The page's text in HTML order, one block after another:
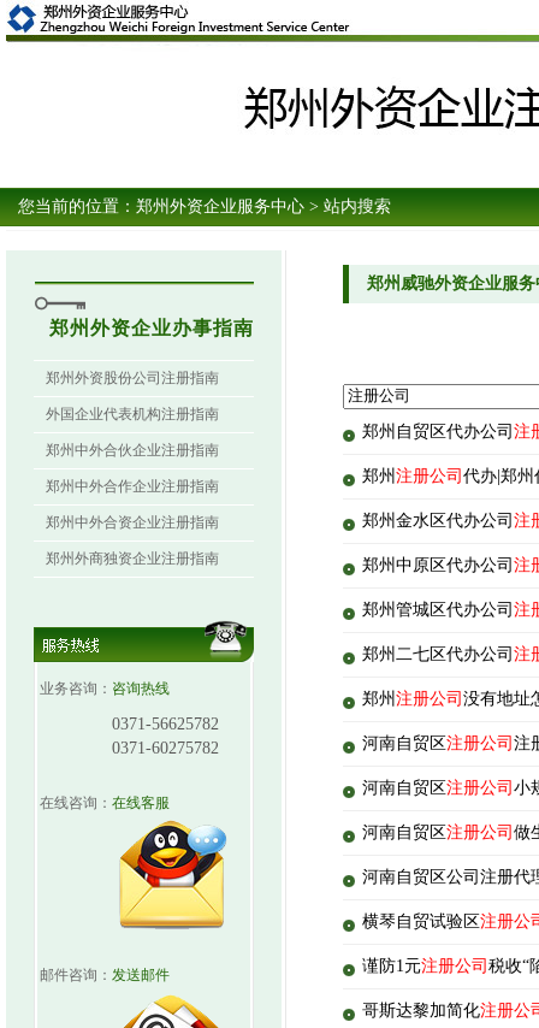
您当前的位置： 郑州外资企业服务中心 > 站内搜索
郑州外资企业办事指南
郑州外资股份公司注册指南
外国企业代表机构注册指南
郑州中外合伙企业注册指南
郑州中外合作企业注册指南
郑州中外合资企业注册指南
郑州外商独资企业注册指南
业务咨询： 咨询热线
0371-56625782
0371-60275782
在线咨询： 在线客服
邮件咨询： 发送邮件
郑州威驰外资企业服
郑州自贸区代办公司 注
郑州 注册公司 代办|郑州
郑州金水区代办公司 注
郑州中原区代办公司 注
郑州管城区代办公司 注
郑州二七区代办公司 注
郑州 注册公司 没有地址
河南自贸区注册公司 注
河南自贸区注册公司 小
河南自贸区注册公司 做
河南自贸区公司注册代
横琴自贸试验区注册公
谨防1元注册公司 税收“
哥斯达黎加简化注册公